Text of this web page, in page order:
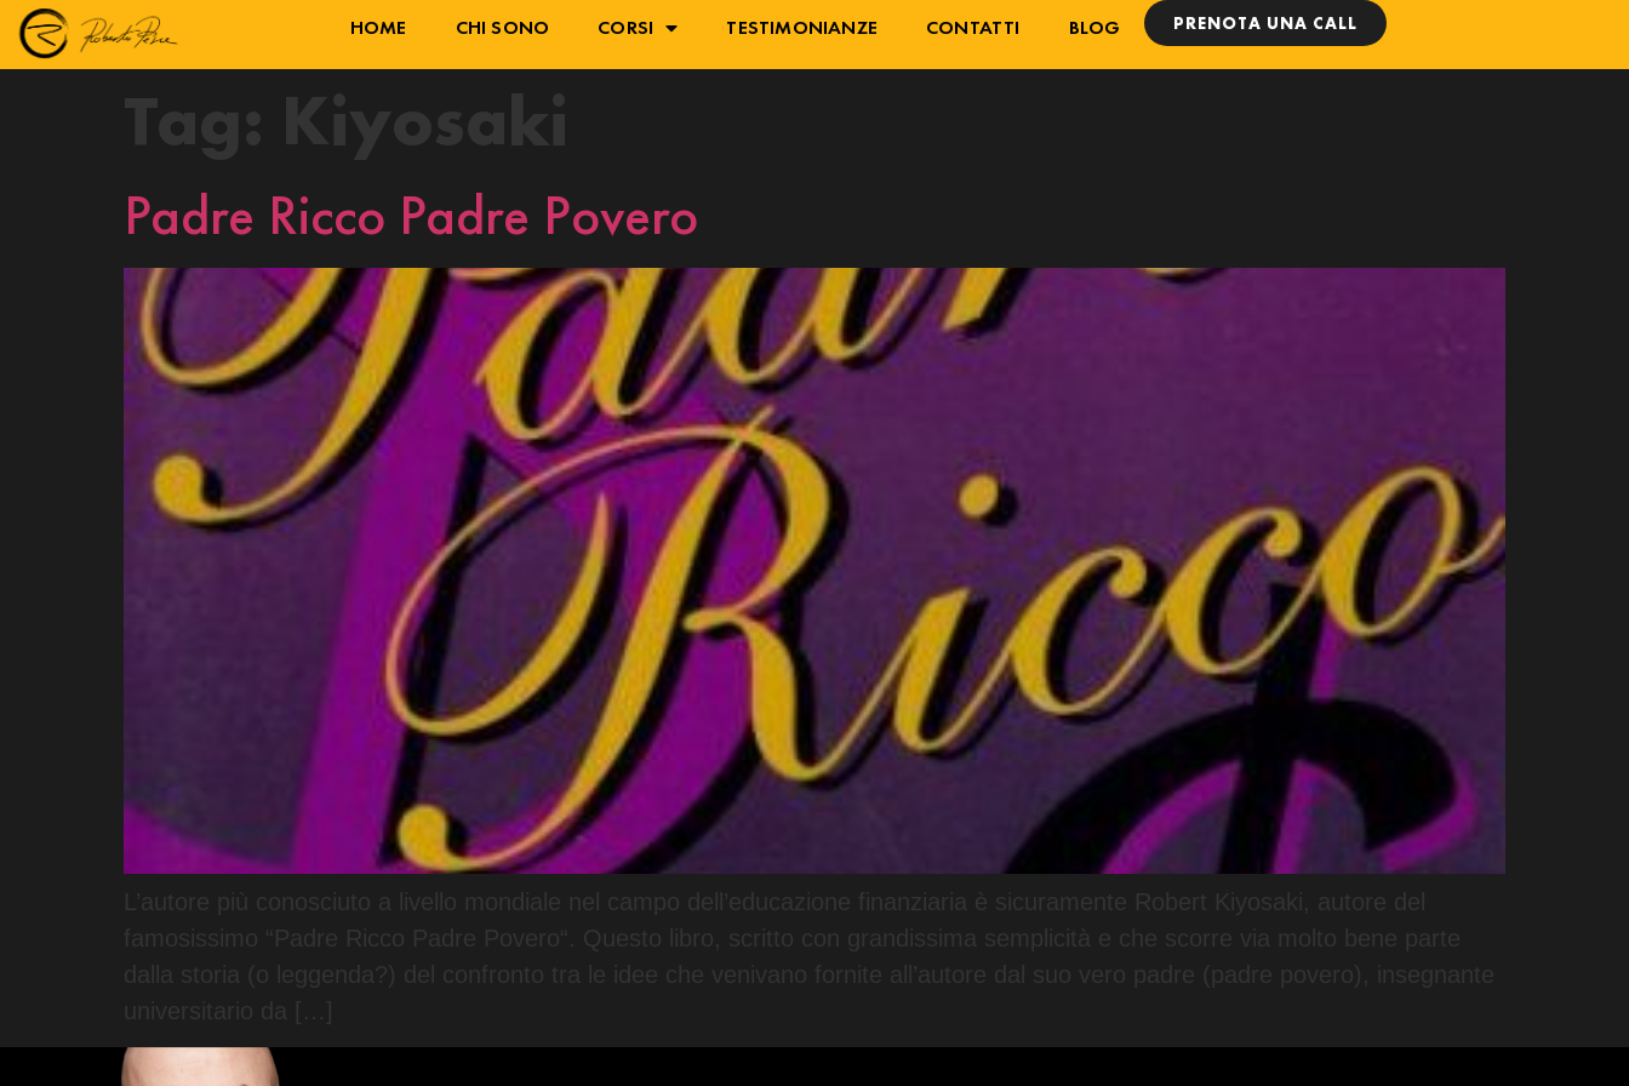
HOME CHI SONO CORSI TESTIMONIANZE CONTATTI BLOG PRENOTA UNA CALL
Tag: Kiyosaki
Padre Ricco Padre Povero
L’autore più conosciuto a livello mondiale nel campo dell’educazione finanziaria è sicuramente Robert Kiyosaki, autore del
famosissimo “Padre Ricco Padre Povero“. Questo libro, scritto con grandissima semplicità e che scorre via molto bene parte
dalla storia (o leggenda?) del confronto tra le idee che venivano fornite all’autore dal suo vero padre (padre povero), insegnante
universitario da […]